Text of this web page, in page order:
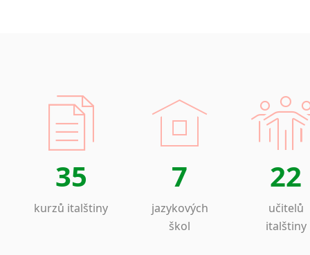
35
kurzů italštiny
7
jazykových
škol
22
učitelů
italštiny